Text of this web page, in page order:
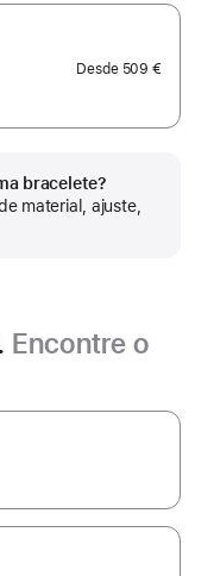
Desde 509 €
bracelete?
material, ajuste,
Encontre o